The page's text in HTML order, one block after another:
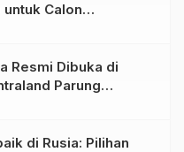
Calon
Resmi Dibuka di
Parung
Rempah
di Rusia: Pilihan